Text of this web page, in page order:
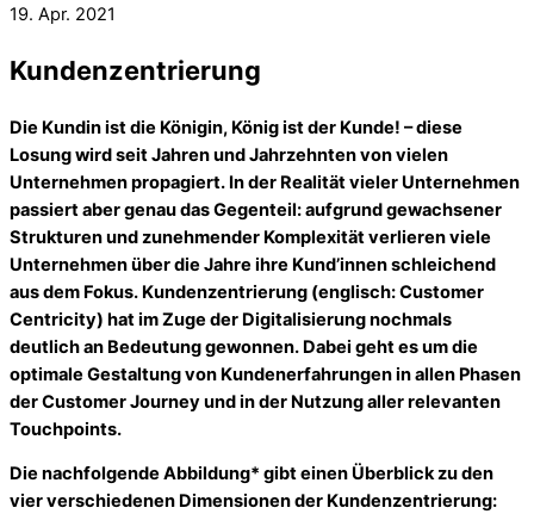
19. Apr. 2021
Kundenzentrierung
Die Kundin ist die Königin, König ist der Kunde! – diese
Losung wird seit Jahren und Jahrzehnten von vielen
Unternehmen propagiert. In der Realität vieler Unternehmen
passiert aber genau das Gegenteil: aufgrund gewachsener
Strukturen und zunehmender Komplexität verlieren viele
Unternehmen über die Jahre ihre Kund’innen schleichend
aus dem Fokus. Kundenzentrierung (englisch: Customer
Centricity) hat im Zuge der Digitalisierung nochmals
deutlich an Bedeutung gewonnen. Dabei geht es um die
optimale Gestaltung von Kundenerfahrungen in allen Phasen
der Customer Journey und in der Nutzung aller relevanten
Touchpoints.
Die nachfolgende Abbildung* gibt einen Überblick zu den
vier verschiedenen Dimensionen der Kundenzentrierung: